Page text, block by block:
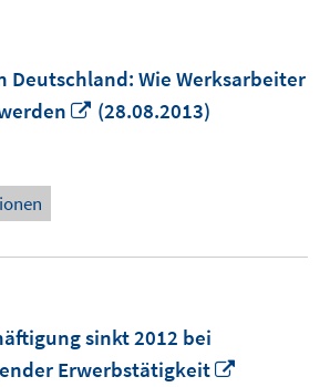
Deutschland: Wie Werksarbeiter
In
(28.08.2013)
sinkt 2012 bei
Erwerbstätigkeit